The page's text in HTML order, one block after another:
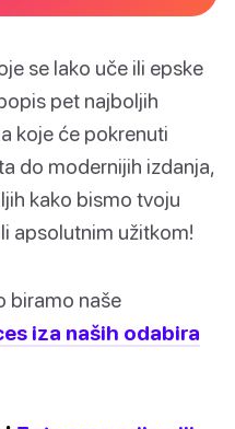
se lako uče ili epske
pet najboljih
koje će pokrenuti
do modernijih izdanja,
kako bismo tvoju
apsolutnim užitkom!
biramo naše
iza naših odabira